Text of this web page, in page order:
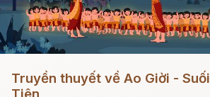
Đọc ngay
Truyền thuyết về Ao Giời - Suối